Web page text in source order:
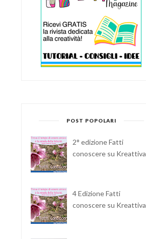
POST POPOLARI
2° edizione Fatti
conoscere su Kreattiva
4 Edizione Fatti
conoscere su Kreattiva